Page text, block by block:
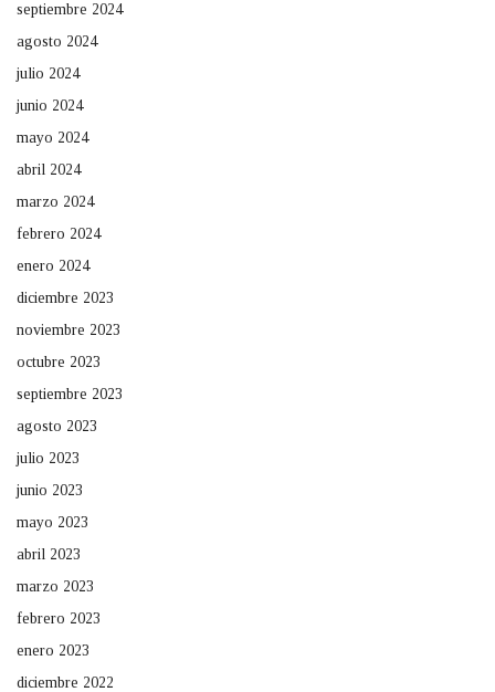
septiembre 2024
agosto 2024
julio 2024
junio 2024
mayo 2024
abril 2024
marzo 2024
febrero 2024
enero 2024
diciembre 2023
noviembre 2023
octubre 2023
septiembre 2023
agosto 2023
julio 2023
junio 2023
mayo 2023
abril 2023
marzo 2023
febrero 2023
enero 2023
diciembre 2022